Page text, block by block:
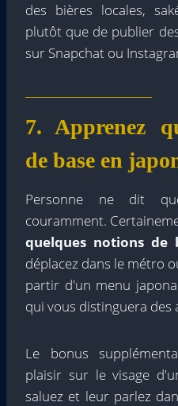
des bières locales,
plutôt que de publier
sur Snapchat ou
7. Apprenez
de base en
Personne ne dit
couramment.
quelques notions de
déplacez dans le métro
partir d'un menu
qui vous distinguera des
Le bonus
plaisir sur le visage
saluez et leur parlez